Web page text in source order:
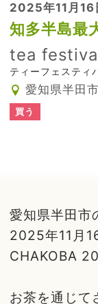
2025年11月16
知多半島最
tea
ティーフェスティ
愛知県半田市
買う
愛知県半田市
2025年11月
CHAKOBA
お茶を通じて